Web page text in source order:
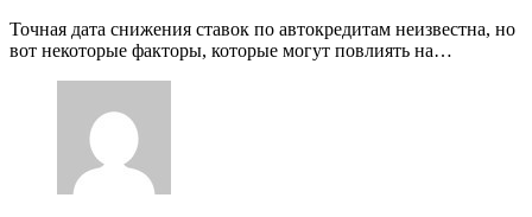
Точная дата снижения ставок по автокредитам неизвестна, но
вот некоторые факторы, которые могут повлиять на…